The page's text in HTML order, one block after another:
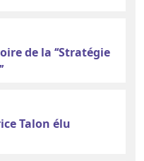
de la ‘‘Stratégie
Talon élu